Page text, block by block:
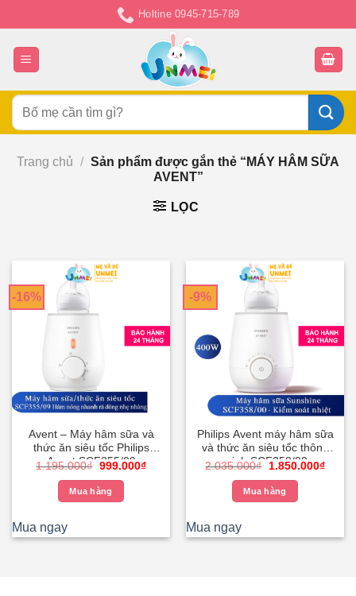
đến
nội
dung
Holtine 0945-715-789
Tìm
kiếm:
Trang chủ / Sản phẩm được gắn thẻ “MÁY HÂM SỮA
AVENT”
LỌC
-16%
Avent – Máy hâm sữa và
thức ăn siêu tốc Philips
Avent SCF355/09
1.195.000₫ Giá
là:
1.195.000₫.
999.000₫Giá
Mua hàng
Mua ngay
-9%
Philips Avent máy hâm sữa
và thức ăn siêu tốc thông
minh SCF358/00
2.035.000₫
Giá
là:
2.035.000₫.
1.850.000₫Giá
Mua hàng
Mua ngay